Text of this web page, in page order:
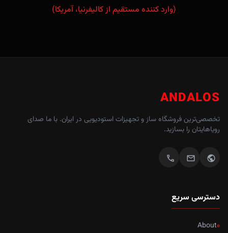
(وارد کننده مستقیم از کالیفرنیا، آمریکا)
ANDALOS
تخصصی‌ترین فروشگاه ساز و تجهیزات استودیویی در ایران. با ما صدای
رویاهایتان را بسازید.
public
mail
call
دسترسی سریع
About